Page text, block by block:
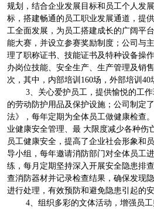
规划，结合企业发展目标和员工个人发
标，搭建畅通的员工职业发展通道，提
工全面发展，为员工搭建成长的广阔平
能大赛，并设立参赛奖励制度；公司与
理了职称证书、技能证书及特种设备操
办岗位技能、安全生产、生产管理及销
次，其中，内部培训160场，外部培训40
3、关心爱护员工，提供愉悦的工
的劳动防护用品及保护设施；公司制定
法》，每年定期为全体员工做健康检查
业健康安全管理、最 大限度减少各种伤
员工健康安全，提高了企业社会形象和
导小组，每年邀请消防部门对全体员工
练，每月定期坚持深入开展安全隐患排
查消防器材并记录检查结果，确保发现
进行处理，有效预防和避免隐患引起的安
4、组织多彩的文体活动，增强员